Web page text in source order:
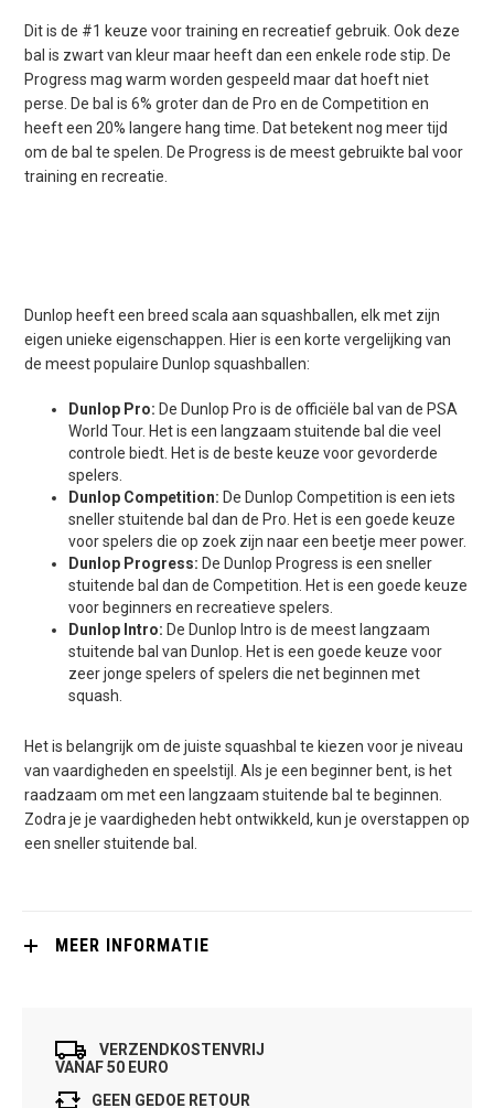
Dit is de #1 keuze voor training en recreatief gebruik. Ook deze
bal is zwart van kleur maar heeft dan een enkele rode stip. De
Progress mag warm worden gespeeld maar dat hoeft niet
perse. De bal is 6% groter dan de Pro en de Competition en
heeft een 20% langere hang time. Dat betekent nog meer tijd
om de bal te spelen. De Progress is de meest gebruikte bal voor
training en recreatie.
Dunlop heeft een breed scala aan squashballen, elk met zijn
eigen unieke eigenschappen. Hier is een korte vergelijking van
de meest populaire Dunlop squashballen:
Dunlop Pro: De Dunlop Pro is de officiële bal van de PSA
World Tour. Het is een langzaam stuitende bal die veel
controle biedt. Het is de beste keuze voor gevorderde
spelers.
Dunlop Competition: De Dunlop Competition is een iets
sneller stuitende bal dan de Pro. Het is een goede keuze
voor spelers die op zoek zijn naar een beetje meer power.
Dunlop Progress: De Dunlop Progress is een sneller
stuitende bal dan de Competition. Het is een goede keuze
voor beginners en recreatieve spelers.
Dunlop Intro: De Dunlop Intro is de meest langzaam
stuitende bal van Dunlop. Het is een goede keuze voor
zeer jonge spelers of spelers die net beginnen met
squash.
Het is belangrijk om de juiste squashbal te kiezen voor je niveau
van vaardigheden en speelstijl. Als je een beginner bent, is het
raadzaam om met een langzaam stuitende bal te beginnen.
Zodra je je vaardigheden hebt ontwikkeld, kun je overstappen op
een sneller stuitende bal.
MEER INFORMATIE
VERZENDKOSTENVRIJ
VANAF 50 EURO
GEEN GEDOE RETOUR